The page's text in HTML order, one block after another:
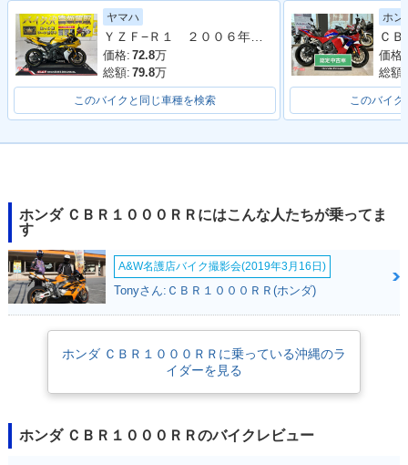
2019年 CBR1000R
R・マイナーチェン
ジ
ジ
2018年 CBR1000R
R・カラーチェンジ
ェンジ
R・フルモデルチェ
R SP2
R SP
ヤマハ
ＹＺＦ−Ｒ１ ２００６年モデル 逆車 ストライカーサイレンサー フェンダーレス エンジンスライダー シングルシート
価格: 72.8万
総額: 79.8万
このバイクと同じ車種を検索
ホン
価格:
総額:
このバイク
ホンダ ＣＢＲ１０００ＲＲにはこんな人たちが乗ってま
す
A&W名護店バイク撮影会(2019年3月16日)
Tonyさん:ＣＢＲ１０００ＲＲ(ホンダ)
ホンダ ＣＢＲ１０００ＲＲに乗っている沖縄のラ
イダーを見る
ホンダ ＣＢＲ１０００ＲＲのバイクレビュー